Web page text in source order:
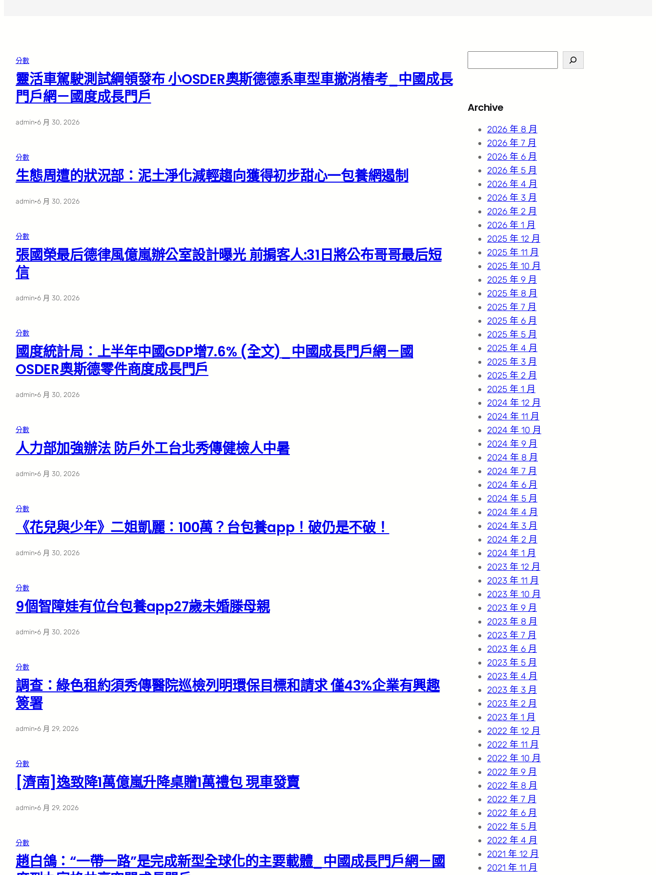
分數
靈活車駕駛測試綱領發布 小OSDER奧斯德德系車型車撤消樁考_中國成長
門戶網－國度成長門戶
admin·6 月 30, 2026
分數
生態周遭的狀況部：泥土淨化減輕趨向獲得初步甜心一包養網遏制
admin·6 月 30, 2026
分數
張國榮最后德律風億嵐辦公室設計曝光 前掮客人:31日將公布哥哥最后短
信
admin·6 月 30, 2026
分數
國度統計局：上半年中國GDP增7.6% (全文)_中國成長門戶網－國
OSDER奧斯德零件商度成長門戶
admin·6 月 30, 2026
分數
人力部加強辦法 防戶外工台北秀傳健檢人中暑
admin·6 月 30, 2026
分數
《花兒與少年》二姐凱麗：100萬？台包養app！破仍是不破！
admin·6 月 30, 2026
分數
9個智障娃有位台包養app27歲未婚滕母親
admin·6 月 30, 2026
分數
調查：綠色租約須秀傳醫院巡檢列明環保目標和請求 僅43%企業有興趣
簽署
admin·6 月 29, 2026
分數
[濟南]逸致降1萬億嵐升降桌贈1萬禮包 現車發賣
admin·6 月 29, 2026
分數
趙白鴿：“一帶一路”是完成新型全球化的主要載體_中國成長門戶網－國
e
c
Archive
2026 年 8 月
2026 年 7 月
2026 年 6 月
2026 年 5 月
2026 年 4 月
2026 年 3 月
2026 年 2 月
2026 年 1 月
2025 年 12 月
2025 年 11 月
2025 年 10 月
2025 年 9 月
2025 年 8 月
2025 年 7 月
2025 年 6 月
2025 年 5 月
2025 年 4 月
2025 年 3 月
2025 年 2 月
2025 年 1 月
2024 年 12 月
2024 年 11 月
2024 年 10 月
2024 年 9 月
2024 年 8 月
2024 年 7 月
2024 年 6 月
2024 年 5 月
2024 年 4 月
2024 年 3 月
2024 年 2 月
2024 年 1 月
2023 年 12 月
2023 年 11 月
2023 年 10 月
2023 年 9 月
2023 年 8 月
2023 年 7 月
2023 年 6 月
2023 年 5 月
2023 年 4 月
2023 年 3 月
2023 年 2 月
2023 年 1 月
2022 年 12 月
2022 年 11 月
2022 年 10 月
2022 年 9 月
2022 年 8 月
2022 年 7 月
2022 年 6 月
2022 年 5 月
2022 年 4 月
2021 年 12 月
2021 年 11 月